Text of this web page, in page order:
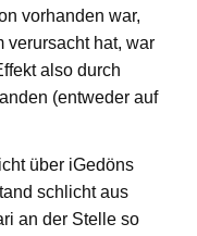
vorhanden war,
verursacht hat, war
also durch
(entweder auf
über iGedöns
schlicht aus
an der Stelle so